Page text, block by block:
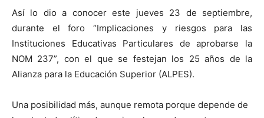
Así lo dio a conocer este jueves 23 de septiembre,
durante el foro “Implicaciones y riesgos para las
Instituciones Educativas Particulares de aprobarse la
NOM 237”, con el que se festejan los 25 años de la
Alianza para la Educación Superior (ALPES).
Una posibilidad más, aunque remota porque depende de